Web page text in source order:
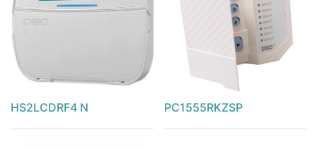
HS2LCDRF4 N PC1555RKZSP